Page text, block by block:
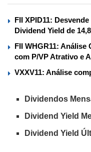
FII XPID11:
Dividend Yield de
FII WHGR11:
com P/VP Atrativo e
VXXV11: Análise
Dividendos
Dividend Yield
Dividend Yield